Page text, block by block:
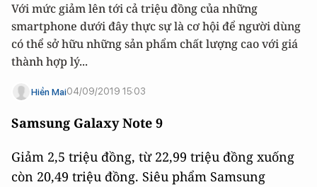
Với mức giảm lên tới cả triệu đồng của những
smartphone dưới đây thực sự là cơ hội để người dùng
có thể sở hữu những sản phẩm chất lượng cao với giá
thành hợp lý...
Hiền Mai04/09/2019 15:03
Samsung Galaxy Note 9
Giảm 2,5 triệu đồng, từ 22,99 triệu đồng xuống
còn 20,49 triệu đồng. Siêu phẩm Samsung